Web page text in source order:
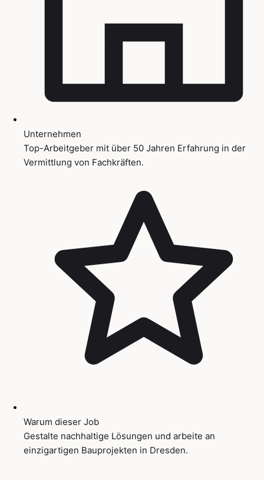
Unternehmen
Top-Arbeitgeber mit über 50 Jahren Erfahrung in der
Vermittlung von Fachkräften.
Warum dieser Job
Gestalte nachhaltige Lösungen und arbeite an
einzigartigen Bauprojekten in Dresden.